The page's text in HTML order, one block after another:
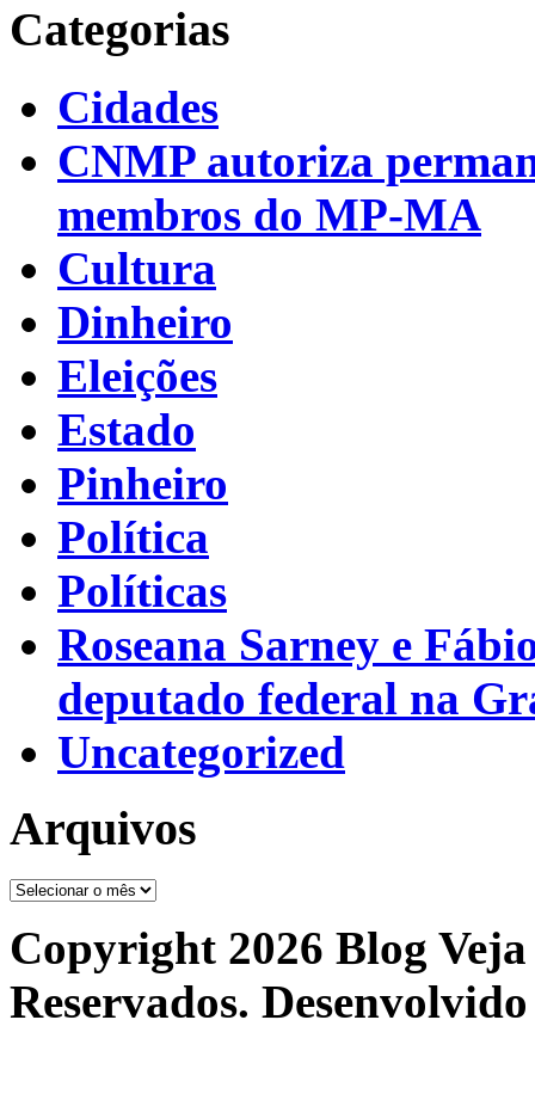
Categorias
Cidades
CNMP autoriza
membros do MP-MA
Cultura
Dinheiro
Eleições
Estado
Pinheiro
Política
Políticas
Roseana Sarney e
deputado federal na
Uncategorized
Arquivos
Arquivos
Copyright 2026 Blog
Reservados.